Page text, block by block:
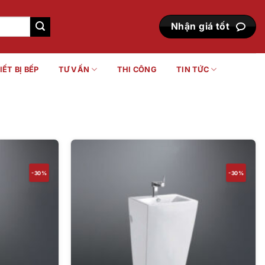
Nhận giá tốt
BỊ BẾP TƯ VẤN THI CÔNG TIN TỨC
-30% -30%